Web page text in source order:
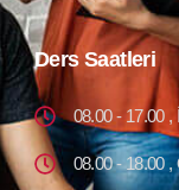
Ders Saatleri
08.00 - 17.00
08.00 - 18.00